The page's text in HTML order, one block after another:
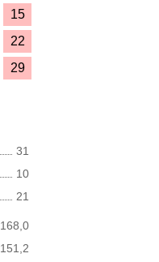
15
22
29
31
10
21
168,0
151,2